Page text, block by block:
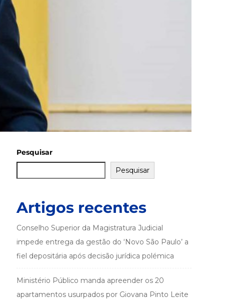
Pesquisar
Pesquisar
Artigos recentes
Conselho Superior da Magistratura Judicial
impede entrega da gestão do ‘Novo São Paulo’ a
fiel depositária após decisão jurídica polémica
Ministério Público manda apreender os 20
apartamentos usurpados por Giovana Pinto Leite